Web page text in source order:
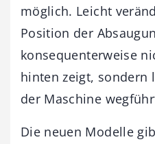
möglich. Leicht
Position der
konsequenterweise
hinten zeigt, sondern
der ­Maschine
Die neuen Modelle